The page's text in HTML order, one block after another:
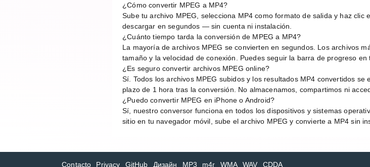
¿Cómo convertir MPEG a MP4?
Sube tu archivo MPEG, selecciona MP4 como formato de salida y haz
descargar en segundos — sin cuenta ni instalación.
¿Cuánto tiempo tarda la conversión de MPEG a MP4?
La mayoría de archivos MPEG se convierten en segundos. Los archivos
tamaño y la velocidad de conexión. Puedes seguir la barra de progreso en
¿Es seguro convertir archivos MPEG online?
Sí. Todos los archivos MPEG subidos y los resultados MP4 convertidos
plazo de 1 hora tras la conversión. No almacenamos, compartimos ni
¿Puedo convertir MPEG en iPhone o Android?
Sí, nuestro conversor funciona en todos los dispositivos y sistemas
sitio en tu navegador móvil, sube el archivo MPEG y convierte a MP4 sin
Contacto Privacy GitHub Дизайн MP3 m4r WMA WAV CDDA